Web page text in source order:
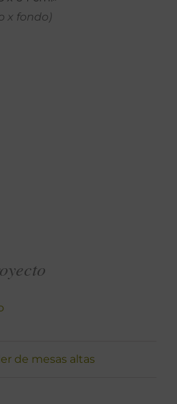
x fondo)
de mesas altas